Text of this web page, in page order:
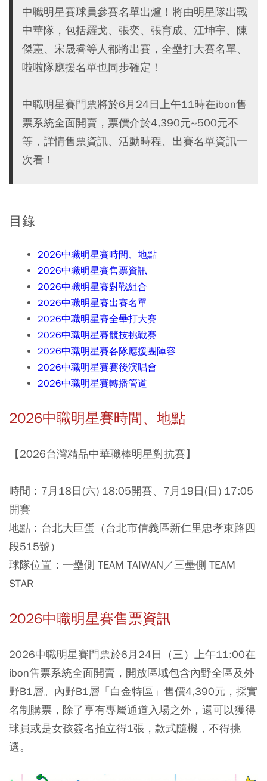
中職明星賽球員參賽名單出爐！將由明星隊出戰
中華隊，包括羅戈、張奕、張育成、江坤宇、陳
傑憲、宋晟睿等人都將出賽，全壘打大賽名單、
啦啦隊應援名單也同步確定！
中職明星賽門票將於6月24日上午11時在ibon售
票系統全面開賣，票價介於4,390元~500元不
等，詳情售票資訊、活動時程、出賽名單資訊一
次看！
目錄
2026中職明星賽時間、地點
2026中職明星賽售票資訊
2026中職明星賽對戰組合
2026中職明星賽出賽名單
2026中職明星賽全壘打大賽
2026中職明星賽競技挑戰賽
2026中職明星賽各隊應援團陣容
2026中職明星賽賽後演唱會
2026中職明星賽轉播管道
2026中職明星賽時間、地點
【2026台灣精品中華職棒明星對抗賽】
時間：7月18日(六) 18:05開賽、7月19日(日) 17:05
開賽
地點：台北大巨蛋（台北市信義區新仁里忠孝東路四
段515號）
球隊位置：一壘側 TEAM TAIWAN／三壘側 TEAM
STAR
2026中職明星賽售票資訊
2026中職明星賽門票於6月24日（三）上午11:00在
ibon售票系統全面開賣，開放區域包含內野全區及外
野B1層。內野B1層「白金特區」售價4,390元，採實
名制購票，除了享有專屬通道入場之外，還可以獲得
球員或是女孩簽名拍立得1張，款式隨機，不得挑
選。